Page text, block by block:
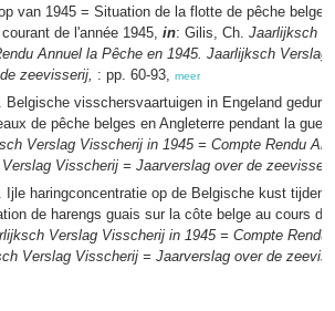
van 1945 = Situation de la flotte de pêche belge
de l'année 1945, in: Gilis, Ch. Jaarlijksch
Annuel la Pêche en 1945. Jaarlijksch Verslag
zeevisserij, : pp. 60-93, meer
Belgische visschersvaartuigen in Engeland
de pêche belges en Angleterre pendant la
Verslag Visscherij in 1945 = Compte Rendu
Visscherij = Jaarverslag over de
Ijle haringconcentratie op de Belgische kust
de harengs guais sur la côte belge au cours de
Verslag Visscherij in 1945 = Compte Rendu
Verslag Visscherij = Jaarverslag over de